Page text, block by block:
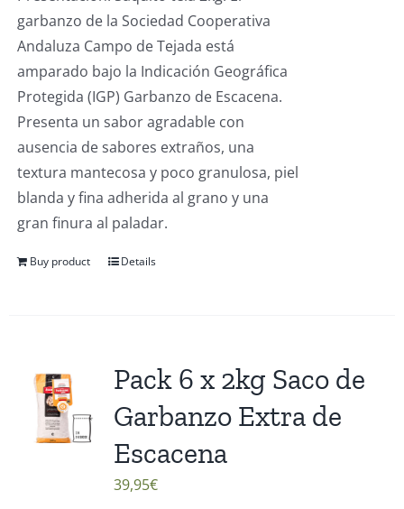
garbanzo de la Sociedad Cooperativa
Andaluza Campo de Tejada está
amparado bajo la Indicación Geográfica
Protegida (IGP) Garbanzo de Escacena.
Presenta un sabor agradable con
ausencia de sabores extraños, una
textura mantecosa y poco granulosa, piel
blanda y fina adherida al grano y una
gran finura al paladar.
Buy product Details
Pack 6 x 2kg Saco de
Garbanzo Extra de
Escacena
39,95€